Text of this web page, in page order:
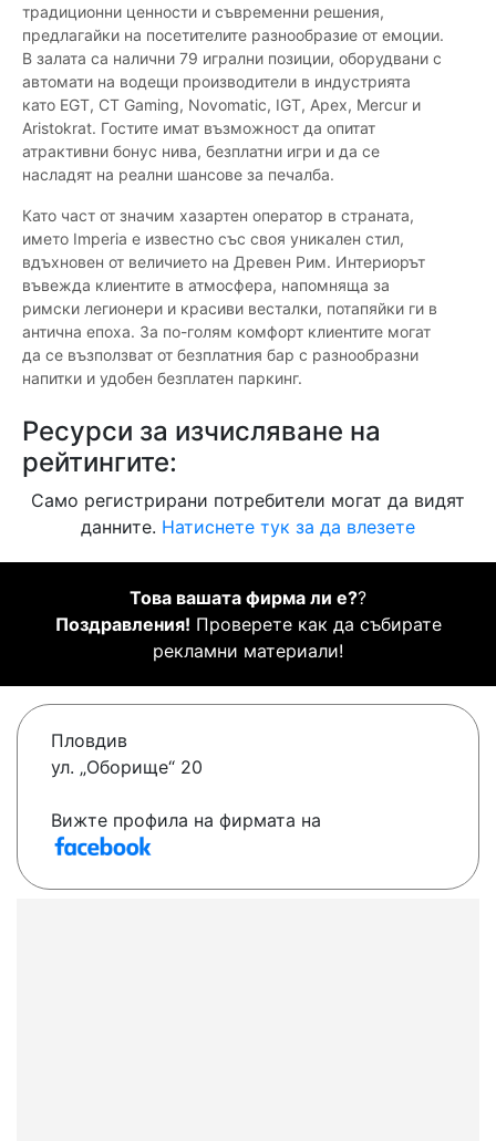
традиционни ценности и съвременни решения,
предлагайки на посетителите разнообразие от емоции.
В залата са налични 79 игрални позиции, оборудвани с
автомати на водещи производители в индустрията
като EGT, CT Gaming, Novomatic, IGT, Apex, Mercur и
Aristokrat. Гостите имат възможност да опитат
атрактивни бонус нива, безплатни игри и да се
насладят на реални шансове за печалба.
Като част от значим хазартен оператор в страната,
името Imperia е известно със своя уникален стил,
вдъхновен от величието на Древен Рим. Интериорът
въвежда клиентите в атмосфера, напомняща за
римски легионери и красиви весталки, потапяйки ги в
антична епоха. За по-голям комфорт клиентите могат
да се възползват от безплатния бар с разнообразни
напитки и удобен безплатен паркинг.
Ресурси за изчисляване на
рейтингите:
Само регистрирани потребители могат да видят
данните. Натиснете тук за да влезете
Това вашата фирма ли е??
Поздравления! Проверете как да събирате
рекламни материали!
Пловдив
ул. „Оборище“ 20
Вижте профила на фирмата на